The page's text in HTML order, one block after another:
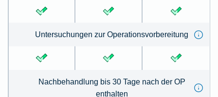
Untersuchungen zur Operationsvorbereitung
Nachbehandlung bis 30 Tage nach der OP
enthalten